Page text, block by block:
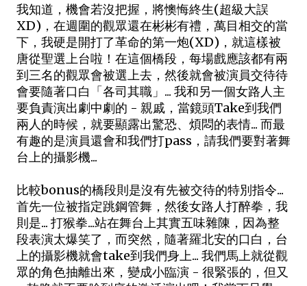
我知道，機會若沒把握，將懊悔終生(超級大誤
XD)，在週圍的觀眾還在彬彬有禮，萬目相交的當
下，我硬是開打了革命的第一炮(XD)，就這樣被
唐從聖選上台啦！在這個橋段，每場戲應該都有兩
到三名的觀眾會被選上去，然後就會被演員交待待
會要隨著口白「各司其職」... 我和另一個女路人主
要負責演出劇中劇的 - 親戚，當鏡頭Take到我們
兩人的時候，就要顯露出驚恐、煩悶的表情... 而最
有趣的是演員還會和我們打pass，請我們要對著舞
台上的攝影機...
比較bonus的橋段則是沒有先被交待的特別指令...
首先一位被指定跳鋼管舞，然後女路人打醉拳，我
則是... 打猴拳...站在舞台上其實五味雜陳，因為整
段表演太爆笑了，而突然，隨著羅北安的口白，台
上的攝影機就會take到我們身上... 我們馬上就從觀
眾的角色抽離出來，變成小臨演 - 很緊張的，但又